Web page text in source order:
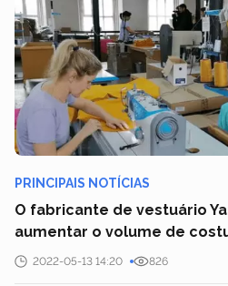
PRINCIPAIS NOTÍCIAS
O fabricante de vestuário
aumentar o volume de
2022-05-13 14:20 826